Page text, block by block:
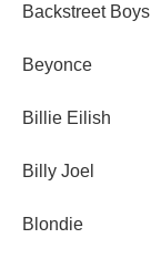
Backstreet Boys
Beyonce
Billie Eilish
Billy Joel
Blondie